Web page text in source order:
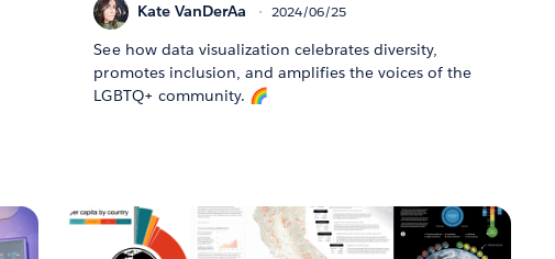
Kate VanDerAa 2024/06/25
See how data visualization celebrates diversity,
promotes inclusion, and amplifies the voices of the
LGBTQ+ community. 🌈